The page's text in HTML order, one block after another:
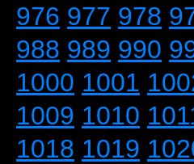
976 977 978
988 989 990
1000 1001
1009 1010
1018 1019